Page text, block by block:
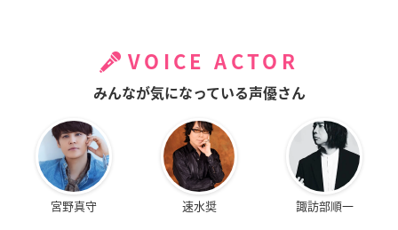
VOICE ACTOR
みんなが気になっている声優さん
宮野真守 速水奨 諏訪部順一